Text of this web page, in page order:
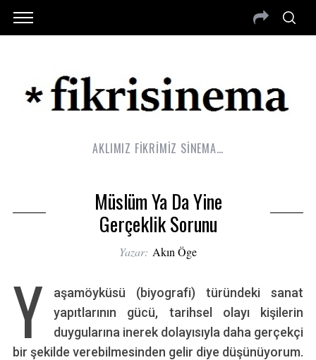
AKLIMIZ FİKRİMİZ SİNEMA…
Müslüm Ya Da Yine
Gerçeklik Sorunu
Yazar: Akın Öge
Y
aşamöyküsü (biyografi) türündeki sanat
yapıtlarının gücü, tarihsel olayı kişilerin
duygularına inerek dolayısıyla daha gerçekçi
bir şekilde verebilmesinden gelir diye düşünüyorum.